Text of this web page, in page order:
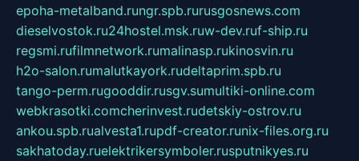
epoha-metalband.rungr.spb.rurusgosnews.com
dieselvostok.ru24hostel.msk.ruw-dev.ruf-ship.ru
regsmi.rufilmnetwork.rumalinasp.rukinosvin.ru
h2o-salon.rumalutkayork.rudeltaprim.spb.ru
tango-perm.rugooddir.rusgv.sumultiki-online.com
webkrasotki.comcherinvest.rudetskiy-ostrov.ru
ankou.spb.rualvesta1.rupdf-creator.runix-files.org.ru
sakhatoday.ruelektrikersymboler.rusputnikyes.ru